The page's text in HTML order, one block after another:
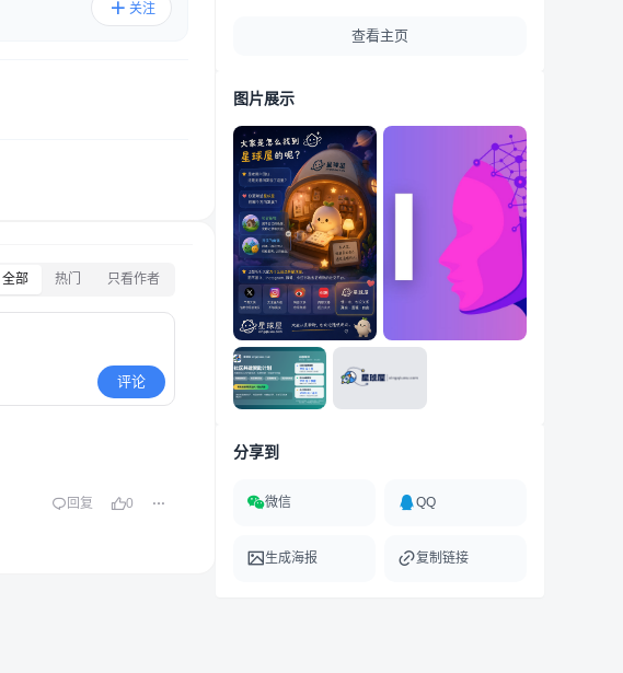
关注
全部 热门 只看作者
评论
回复 0
查看主页
图片展示
分享到
微信 QQ
生成海报 复制链接